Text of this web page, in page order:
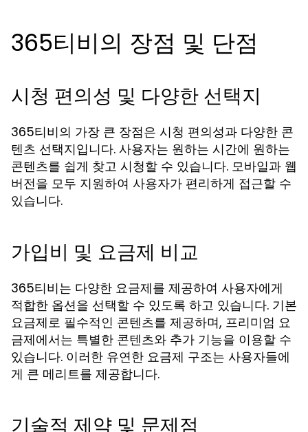
365티비의 장점 및 단점
시청 편의성 및 다양한 선택지
365티비의 가장 큰 장점은 시청 편의성과 다양한 콘
텐츠 선택지입니다. 사용자는 원하는 시간에 원하는
콘텐츠를 쉽게 찾고 시청할 수 있습니다. 모바일과 웹
버전을 모두 지원하여 사용자가 편리하게 접근할 수
있습니다.
가입비 및 요금제 비교
365티비는 다양한 요금제를 제공하여 사용자에게
적합한 옵션을 선택할 수 있도록 하고 있습니다. 기본
요금제로 필수적인 콘텐츠를 제공하며, 프리미엄 요
금제에서는 특별한 콘텐츠와 추가 기능을 이용할 수
있습니다. 이러한 유연한 요금제 구조는 사용자들에
게 큰 메리트를 제공합니다.
기술적 제약 및 문제점